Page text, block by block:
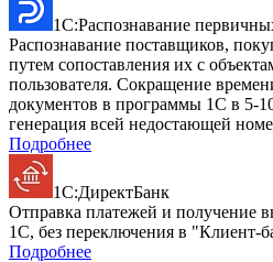
1С:Распознавание
Распознавание поставщиков,
путем сопоставления их с
пользователя. Сокращение
документов в программы 1С в 5-
генерация всей недостающей
Подробнее
1С:ДиректБанк
Отправка платежей и получение
1С, без переключения в "Клиент-
Подробнее